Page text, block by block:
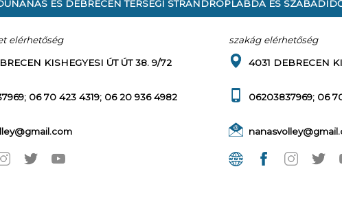
ÉS DEBRECEN TÉRSÉGI STRANDRÖPLABDA ÉS
elérhetőség szakág elérhetőség
KISHEGYESI ÚT ÚT 38. 9/72
06 70 423 4319; 06 20 936 4982
4031 DEBRECEN
06203837969; 06